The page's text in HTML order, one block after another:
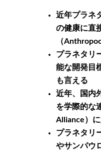
近年プラネ
の健康に直
（
プラネタリ
能な開発目
も言える
近年、国内
を学際的な
Alliance）
プラネタリ
やサンパウ